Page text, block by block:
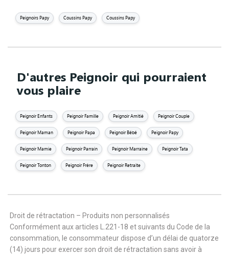
Peignoirs Papy Coussins Papy Coussins Papy
D'autres Peignoir qui pourraient
vous plaire
Peignoir Enfants Peignoir Famille Peignoir Amitié Peignoir Couple
Peignoir Maman Peignoir Papa Peignoir Bébé Peignoir Papy
Peignoir Mamie Peignoir Parrain Peignoir Marraine Peignoir Tata
Peignoir Tonton Peignoir Frère Peignoir Retraite
Droit de rétractation – Produits non personnalisés
Conformément aux articles L.221-18 et suivants du Code de la
consommation, le consommateur dispose d’un délai de quatorze
(14) jours pour exercer son droit de rétractation sans avoir à